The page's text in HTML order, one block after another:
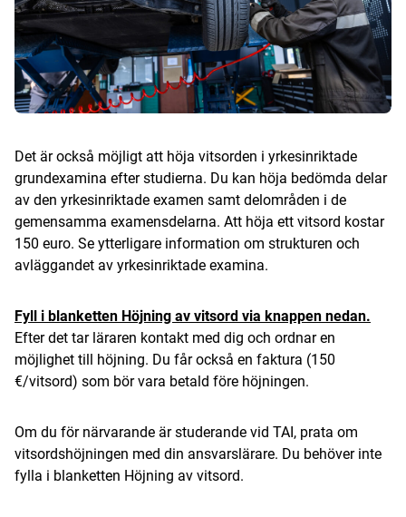
Det är också möjligt att höja vitsorden i yrkesinriktade
grundexamina efter studierna. Du kan höja bedömda delar
av den yrkesinriktade examen samt delområden i de
gemensamma examensdelarna. Att höja ett vitsord kostar
150 euro. Se ytterligare information om strukturen och
avläggandet av yrkesinriktade examina.
Fyll i blanketten Höjning av vitsord via knappen nedan.
Efter det tar läraren kontakt med dig och ordnar en
möjlighet till höjning. Du får också en faktura (150
€/vitsord) som bör vara betald före höjningen.
Om du för närvarande är studerande vid TAI, prata om
vitsordshöjningen med din ansvarslärare. Du behöver inte
fylla i blanketten Höjning av vitsord.